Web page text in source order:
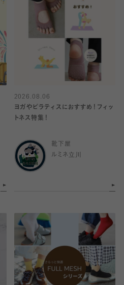
2026.08.06
ヨガやピラティスにおすすめ！フィッ
トネス特集！
靴下屋
ルミネ立川